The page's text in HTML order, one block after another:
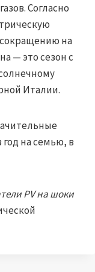
Согласно
сокращению на
— это сезон с
Италии.
на семью, в
PV на шоки